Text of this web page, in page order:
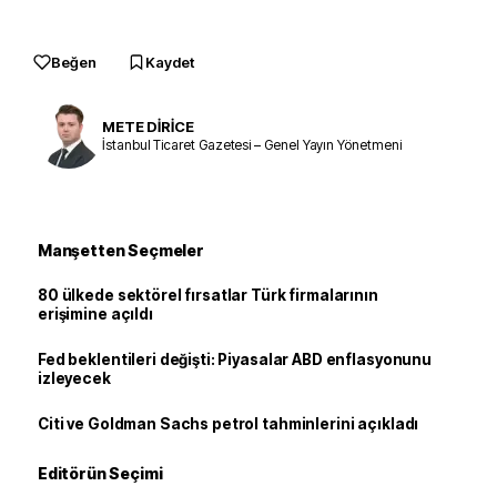
Beğen Kaydet
METE DİRİCE
İstanbul Ticaret Gazetesi – Genel Yayın Yönetmeni
Manşetten Seçmeler
80 ülkede sektörel fırsatlar Türk firmalarının
erişimine açıldı
Fed beklentileri değişti: Piyasalar ABD enflasyonunu
izleyecek
Citi ve Goldman Sachs petrol tahminlerini açıkladı
Editörün Seçimi